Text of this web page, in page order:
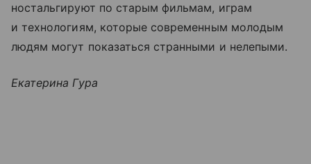
ностальгируют по старым фильмам, играм
и технологиям, которые современным молодым
людям могут показаться странными и нелепыми.
Екатерина Гура